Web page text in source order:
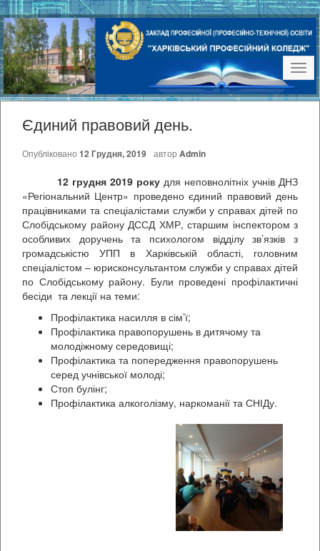
Єдиний правовий день.
Опубліковано 12 Грудня, 2019 автор Admin
12 грудня 2019 рокудля неповнолітніх учнів ДНЗ
«Регіональний Центр» проведено єдиний правовий день
працівниками та спеціалістами служби у справах дітей по
Слобідському району ДССД ХМР, старшим інспектором з
особливих доручень та психологом відділу зв’язків з
громадськістю УПП в Харківській області, головним
спеціалістом – юрисконсультантом служби у справах дітей
по Слобідському району. Були проведені профілактичні
бесіди та лекції на теми:
Профілактика насилля в сім’ї;
Профілактика правопорушень в дитячому та
молодіжному середовищі;
Профілактика та попередження правопорушень
серед учнівської молоді;
Стоп булінг;
Профілактика алкоголізму, наркоманії та СНІДу.